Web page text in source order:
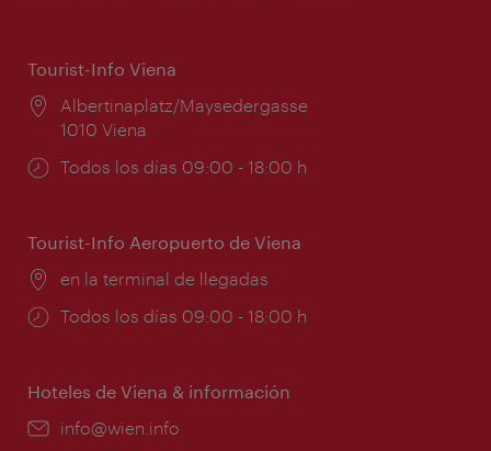
Tourist-Info Viena
Lugar:
Albertinaplatz/Maysedergasse
1010 Viena
Horarios
Todos los días 09:00 - 18:00 h
Tourist-Info Aeropuerto de Viena
Lugar:
en la terminal de llegadas
Horarios
Todos los días 09:00 - 18:00 h
Hoteles de Viena & información
e-
info@wien.info